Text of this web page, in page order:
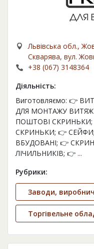
Львівська обл.,
Скварява, вул.
+38 (067) 3148364
Діяльність:
Виготовляємо: 👉
ДЛЯ МОНТАЖУ
ПОШТОВІ СКРИНЬКИ;
СКРИНЬКИ; 👉
ВБУДОВАНІ; 👉
ЛІЧИЛЬНИКІВ; 👉 ...
Рубрики:
Заводи,
Торгівельне